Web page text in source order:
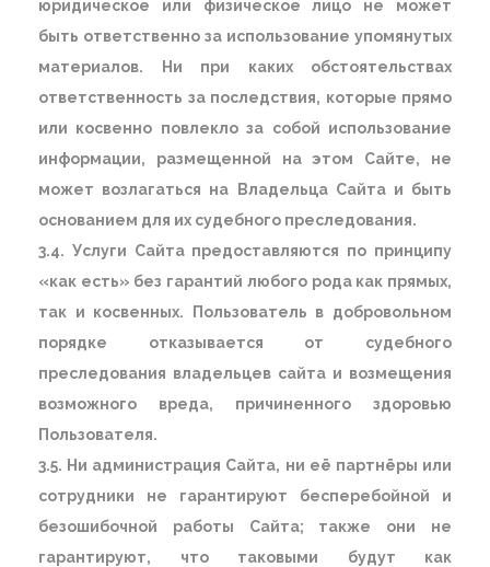
юридическое или физическое лицо не может
быть ответственно за использование упомянутых
материалов. Ни при каких обстоятельствах
ответственность за последствия, которые прямо
или косвенно повлекло за собой использование
информации, размещенной на этом Сайте, не
может возлагаться на Владельца Сайта и быть
основанием для их судебного преследования.
3.4. Услуги Сайта предоставляются по принципу
«как есть» без гарантий любого рода как прямых,
так и косвенных. Пользователь в добровольном
порядке отказывается от судебного
преследования владельцев сайта и возмещения
возможного вреда, причиненного здоровью
Пользователя.
3.5. Ни администрация Сайта, ни её партнёры или
сотрудники не гарантируют бесперебойной и
безошибочной работы Сайта; также они не
гарантируют, что таковыми будут как